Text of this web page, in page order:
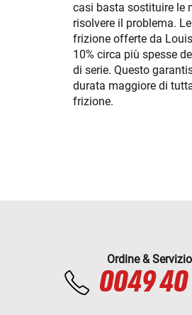
casi basta sostituire le
risolvere il problema.
frizione offerte da
10% circa più spesse
di serie. Questo
durata maggiore di
frizione.
Ordine &
0049 40